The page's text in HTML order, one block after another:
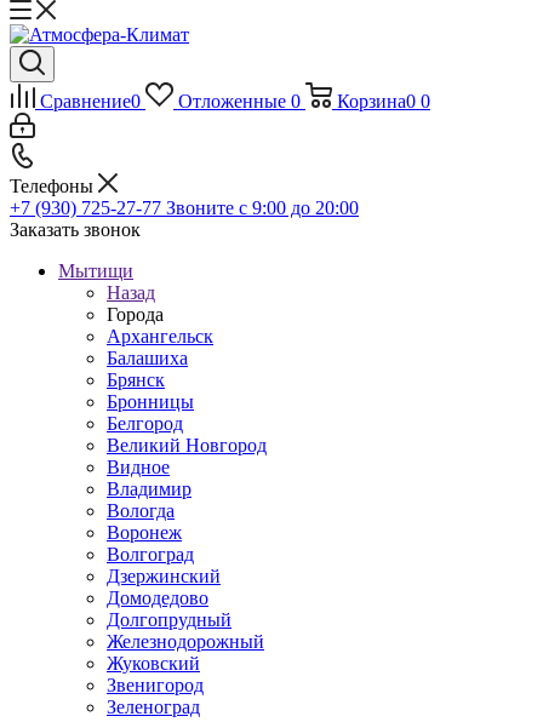
Сравнение0 Отложенные 0 Корзина0 0
Телефоны
+7 (930) 725-27-77 Звоните с 9:00 до 20:00
Заказать звонок
Мытищи
Назад
Города
Архангельск
Балашиха
Брянск
Бронницы
Белгород
Великий Новгород
Видное
Владимир
Вологда
Воронеж
Волгоград
Дзержинский
Домодедово
Долгопрудный
Железнодорожный
Жуковский
Звенигород
Зеленоград